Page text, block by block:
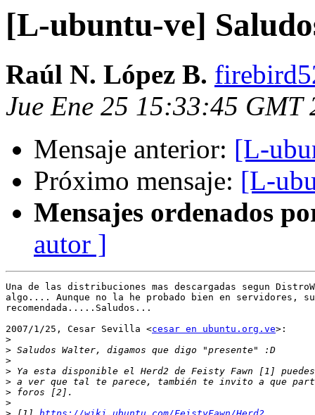
[L-ubuntu-ve]
Raúl N. López B.
Jue Ene 25 15:33:45 GMT
Mensaje anterior: [L-
Próximo mensaje: [L-
Mensajes ordenados
autor ]
Una de las distribuciones mas descargadas segun
algo.... Aunque no la he probado bien en servidores,
recomendada.....Saludos...
2007/1/25, Cesar Sevilla <cesar en ubuntu.org.ve>:
>
>
>
>
>
>
>